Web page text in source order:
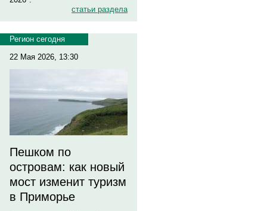
статьи раздела
Регион сегодня
22 Мая 2026, 13:30
Пешком по
островам: как новый
мост изменит туризм
в Приморье